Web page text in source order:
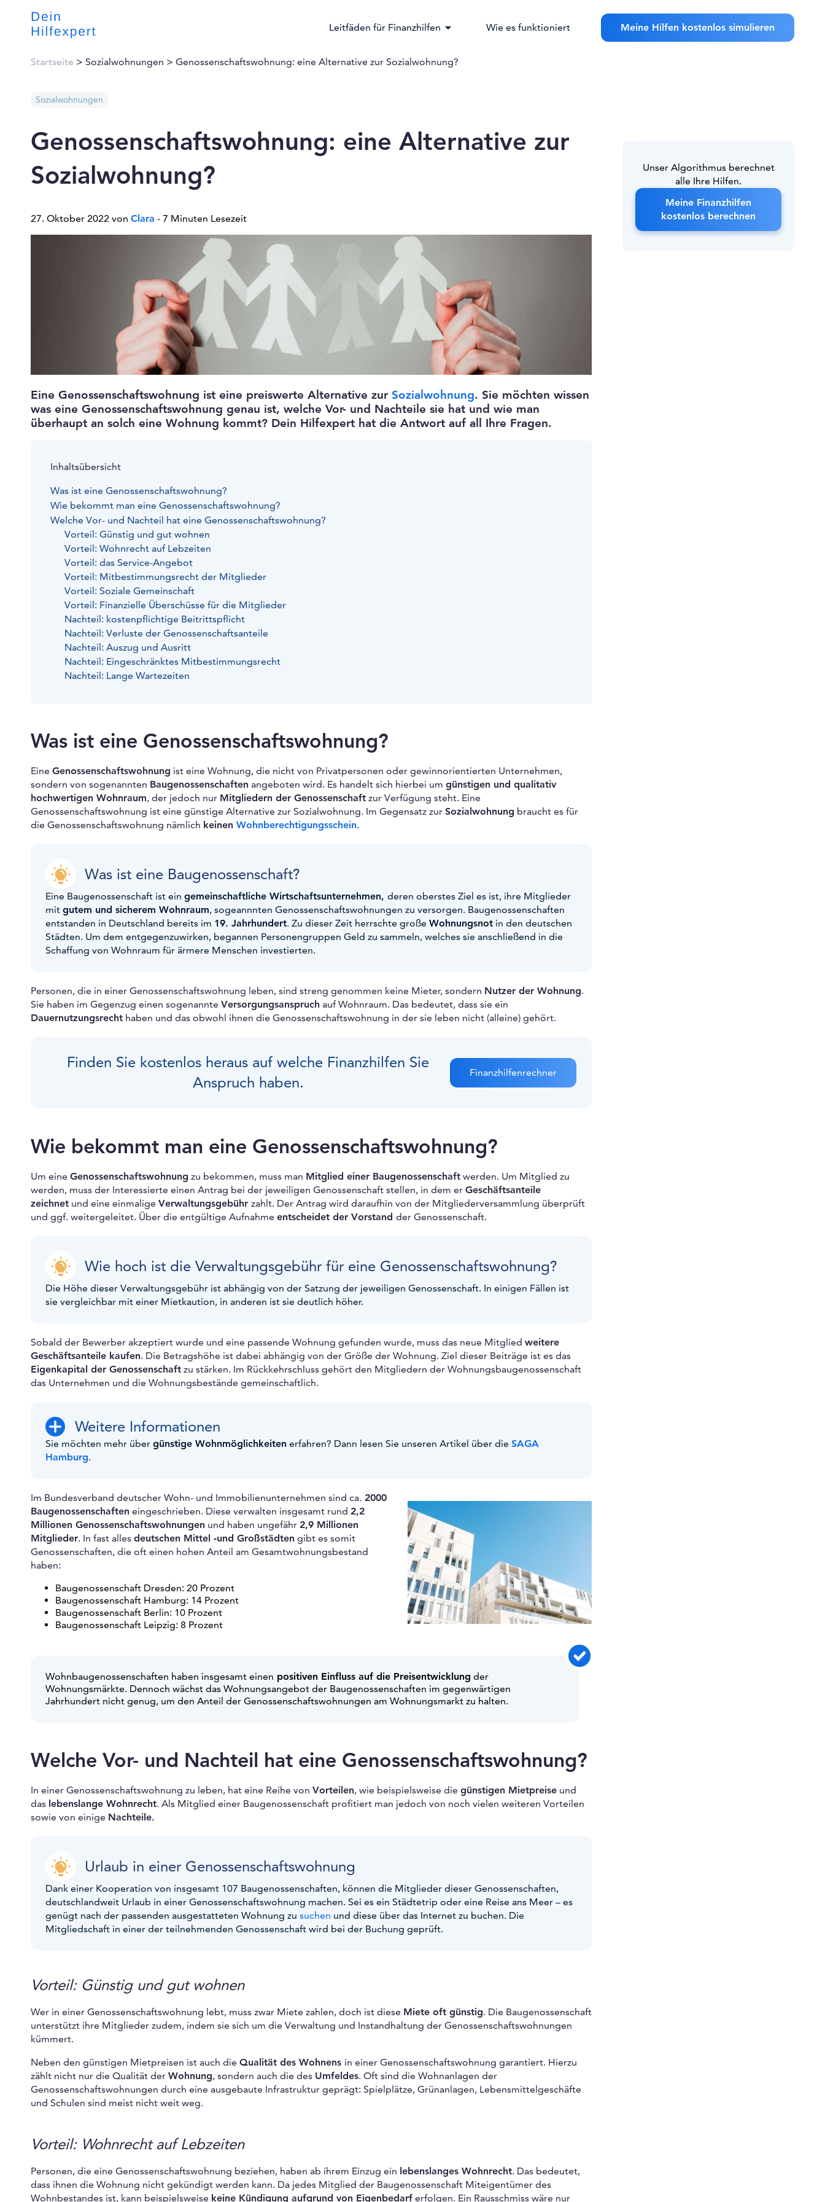
Leitfäden für Finanzhilfen arrow_drop_down Wie es funktioniert Meine Hilfen kostenlos simulieren
Startseite > Sozialwohnungen > Genossenschaftswohnung: eine Alternative zur Sozialwohnung?
Sozialwohnungen
Genossenschaftswohnung: eine Alternative zur
Sozialwohnung?
27. Oktober 2022 von Clara - 7 Minuten Lesezeit
Eine Genossenschaftswohnung ist eine preiswerte Alternative zur Sozialwohnung. Sie möchten wissen
was eine Genossenschaftswohnung genau ist, welche Vor- und Nachteile sie hat und wie man
überhaupt an solch eine Wohnung kommt? Dein Hilfexpert hat die Antwort auf all Ihre Fragen.
Inhaltsübersicht
Was ist eine Genossenschaftswohnung?
Wie bekommt man eine Genossenschaftswohnung?
Welche Vor- und Nachteil hat eine Genossenschaftswohnung?
Vorteil: Günstig und gut wohnen
Vorteil: Wohnrecht auf Lebzeiten
Vorteil: das Service-Angebot
Vorteil: Mitbestimmungsrecht der Mitglieder
Vorteil: Soziale Gemeinschaft
Vorteil: Finanzielle Überschüsse für die Mitglieder
Nachteil: kostenpflichtige Beitrittspflicht
Nachteil: Verluste der Genossenschaftsanteile
Nachteil: Auszug und Ausritt
Nachteil: Eingeschränktes Mitbestimmungsrecht
Nachteil: Lange Wartezeiten
Was ist eine Genossenschaftswohnung?
Eine Genossenschaftswohnung ist eine Wohnung, die nicht von Privatpersonen oder gewinnorientierten Unternehmen,
sondern von sogenannten Baugenossenschaften angeboten wird. Es handelt sich hierbei um günstigen und qualitativ
hochwertigen Wohnraum, der jedoch nur Mitgliedern der Genossenschaft zur Verfügung steht. Eine
Genossenschaftswohnung ist eine günstige Alternative zur Sozialwohnung. Im Gegensatz zur Sozialwohnung braucht es für
die Genossenschaftswohnung nämlich keinen Wohnberechtigungsschein.
Was ist eine Baugenossenschaft?
Eine Baugenossenschaft ist ein gemeinschaftliche Wirtschaftsunternehmen, deren oberstes Ziel es ist, ihre Mitglieder
mit gutem und sicherem Wohnraum, sogeannnten Genossenschaftswohnungen zu versorgen. Baugenossenschaften
entstanden in Deutschland bereits im 19. Jahrhundert. Zu dieser Zeit herrschte große Wohnungsnot in den deutschen
Städten. Um dem entgegenzuwirken, begannen Personengruppen Geld zu sammeln, welches sie anschließend in die
Schaffung von Wohnraum für ärmere Menschen investierten.
Personen, die in einer Genossenschaftswohnung leben, sind streng genommen keine Mieter, sondern Nutzer der Wohnung.
Sie haben im Gegenzug einen sogenannte Versorgungsanspruch auf Wohnraum. Das bedeutet, dass sie ein
Dauernutzungsrecht haben und das obwohl ihnen die Genossenschaftswohnung in der sie leben nicht (alleine) gehört.
Finden Sie kostenlos heraus auf welche Finanzhilfen Sie
Anspruch haben.
Finanzhilfenrechner
Wie bekommt man eine Genossenschaftswohnung?
Um eine Genossenschaftswohnung zu bekommen, muss man Mitglied einer Baugenossenschaft werden. Um Mitglied zu
werden, muss der Interessierte einen Antrag bei der jeweiligen Genossenschaft stellen, in dem er Geschäftsanteile
zeichnet und eine einmalige Verwaltungsgebühr zahlt. Der Antrag wird daraufhin von der Mitgliederversammlung überprüft
und ggf. weitergeleitet. Über die entgültige Aufnahme entscheidet der Vorstand der Genossenschaft.
Wie hoch ist die Verwaltungsgebühr für eine Genossenschaftswohnung?
Die Höhe dieser Verwaltungsgebühr ist abhängig von der Satzung der jeweiligen Genossenschaft. In einigen Fällen ist
sie vergleichbar mit einer Mietkaution, in anderen ist sie deutlich höher.
Sobald der Bewerber akzeptiert wurde und eine passende Wohnung gefunden wurde, muss das neue Mitglied weitere
Geschäftsanteile kaufen. Die Betragshöhe ist dabei abhängig von der Größe der Wohnung. Ziel dieser Beiträge ist es das
Eigenkapital der Genossenschaft zu stärken. Im Rückkehrschluss gehört den Mitgliedern der Wohnungsbaugenossenschaft
das Unternehmen und die Wohnungsbestände gemeinschaftlich.
Weitere Informationen
Sie möchten mehr über günstige Wohnmöglichkeiten erfahren? Dann lesen Sie unseren Artikel über die SAGA
Hamburg.
Im Bundesverband deutscher Wohn- und Immobilienunternehmen sind ca. 2000
Baugenossenschaften eingeschrieben. Diese verwalten insgesamt rund 2,2
Millionen Genossenschaftswohnungen und haben ungefähr 2,9 Millionen
Mitglieder. In fast alles deutschen Mittel -und Großstädten gibt es somit
Genossenschaften, die oft einen hohen Anteil am Gesamtwohnungsbestand
haben:
Baugenossenschaft Dresden: 20 Prozent
Baugenossenschaft Hamburg: 14 Prozent
Baugenossenschaft Berlin: 10 Prozent
Baugenossenschaft Leipzig: 8 Prozent
Wohnbaugenossenschaften haben insgesamt einen positiven Einfluss auf die Preisentwicklung der
Wohnungsmärkte. Dennoch wächst das Wohnungsangebot der Baugenossenschaften im gegenwärtigen
Jahrhundert nicht genug, um den Anteil der Genossenschaftswohnungen am Wohnungsmarkt zu halten.
Welche Vor- und Nachteil hat eine Genossenschaftswohnung?
In einer Genossenschaftswohnung zu leben, hat eine Reihe von Vorteilen, wie beispielsweise die günstigen Mietpreise und
das lebenslange Wohnrecht. Als Mitglied einer Baugenossenschaft profitiert man jedoch von noch vielen weiteren Vorteilen
sowie von einige Nachteile.
Urlaub in einer Genossenschaftswohnung
Dank einer Kooperation von insgesamt 107 Baugenossenschaften, können die Mitglieder dieser Genossenschaften,
deutschlandweit Urlaub in einer Genossenschaftswohnung machen. Sei es ein Städtetrip oder eine Reise ans Meer – es
genügt nach der passenden ausgestatteten Wohnung zu suchen und diese über das Internet zu buchen. Die
Mitgliedschaft in einer der teilnehmenden Genossenschaft wird bei der Buchung geprüft.
Vorteil: Günstig und gut wohnen
Wer in einer Genossenschaftswohnung lebt, muss zwar Miete zahlen, doch ist diese Miete oft günstig. Die Baugenossenschaft
unterstützt ihre Mitglieder zudem, indem sie sich um die Verwaltung und Instandhaltung der Genossenschaftswohnungen
kümmert.
Neben den günstigen Mietpreisen ist auch die Qualität des Wohnens in einer Genossenschaftswohnung garantiert. Hierzu
zählt nicht nur die Qualität der Wohnung, sondern auch die des Umfeldes. Oft sind die Wohnanlagen der
Genossenschaftswohnungen durch eine ausgebaute Infrastruktur geprägt: Spielplätze, Grünanlagen, Lebensmittelgeschäfte
und Schulen sind meist nicht weit weg.
Vorteil: Wohnrecht auf Lebzeiten
Personen, die eine Genossenschaftswohnung beziehen, haben ab ihrem Einzug ein lebenslanges Wohnrecht. Das bedeutet,
dass ihnen die Wohnung nicht gekündigt werden kann. Da jedes Mitglied der Baugenossenschaft Miteigentümer des
Wohnbestandes ist, kann beispielsweise keine Kündigung aufgrund von Eigenbedarf erfolgen. Ein Rausschmiss wäre nur
Unser Algorithmus berechnet
alle Ihre Hilfen.
Meine Finanzhilfen
kostenlos berechnen